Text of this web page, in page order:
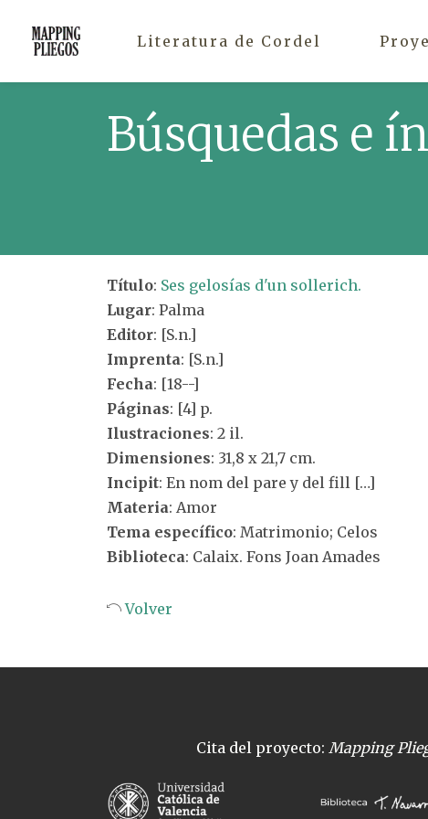
Literatura de Cordel
Búsquedas e
Título: Ses gelosías d'un sollerich.
Lugar: Palma
Editor: [S.n.]
Imprenta: [S.n.]
Fecha: [18--]
Páginas: [4] p.
Ilustraciones: 2 il.
Dimensiones: 31,8 x 21,7 cm.
Incipit: En nom del pare y del fill […]
Materia: Amor
Tema específico: Matrimonio; Celos
Biblioteca: Calaix. Fons Joan Amades
Volver
Cita del proyecto: Mapping